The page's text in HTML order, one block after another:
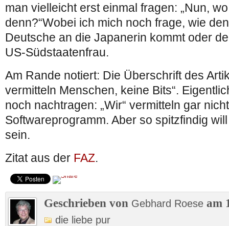
man vielleicht erst einmal fragen: „Nun,
denn?“Wobei ich mich noch frage, wie
Deutsche an die Japanerin kommt oder
US-Südstaatenfrau.
Am Rande notiert: Die Überschrift des
vermitteln Menschen, keine Bits“.
noch nachtragen: „Wir“ vermitteln gar
Softwareprogramm. Aber so spitzfindig
sein.
Zitat aus der FAZ.
Geschrieben von Gebhard Roese am
die liebe pur